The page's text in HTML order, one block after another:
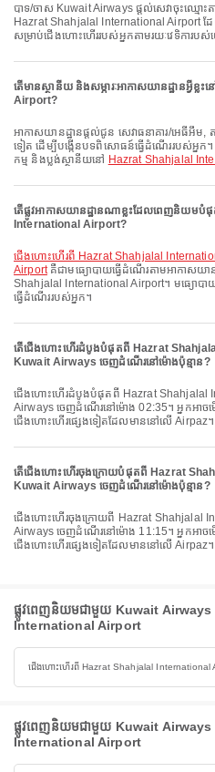
បាទ/ចាស Kuwait Airways ផ្តល់សេវាចុះឈ្មោះតាមអ៊ីនធឺណិតសម្រាប់ជើងហោះហើរពី
Hazrat Shahjalal International Airport
សម្រាប់ជើងហោះហើររបស់អ្នកតាមរយៈវេទិការបស់
តើមានស្ថានីយ និងសម្ភារៈអាកាសយានដ្ឋានអ្វី
Airport?
អាកាសយានដ្ឋានផ្តល់ជូន សេវាធនាគារ/អេធីអឹម, តាក់ស៊ី, បន្ទប់អធិស្ឋាន និងសេវាកម្មជាច្រើន
ទៀត ដើម្បីបង្កើនបទពិសោធន៍ធ្វើដំណើររបស់អ្នក
កម្ម និងប្លង់ស្ថានីយនៅ Hazrat Shahjalal
តើផ្លូវអាកាសយានដ្ឋានណាខ្លះដែលពេញនិយម
International Airport?
ជើងហោះហើរពី Hazrat Shahjalal International Airport ទៅ Kuwait International
Airportគឺជាមធ្យោបាយធ្វើដំណើរតាមអាកាស
Shahjalal International Airport។ មធ្យោបាយ
ធ្វើដំណើររបស់អ្នក។
តើជើងហោះហើរដំបូងបំផុតពី Hazrat
Kuwait Airways ចេញដំណើរនៅម៉ោងប៉ុន្មាន?
ជើងហោះហើរដំបូងបំផុតពី Hazrat Shahjalal International Airport ជាមួយ Kuwait
Airways ចេញដំណើរនៅម៉ោង 02:35។ អ្នកអាច
ជើងហោះហើរផ្សេងទៀតដែលមាននៅលើ Airpaz។
តើជើងហោះហើរចុងក្រោយបំផុតពី Hazrat
Kuwait Airways ចេញដំណើរនៅម៉ោងប៉ុន្មាន?
ជើងហោះហើរចុងក្រោយពី Hazrat Shahjalal International Airport ជាមួយ Kuwait
Airways ចេញដំណើរនៅម៉ោង 11:15។ អ្នកអាច
ជើងហោះហើរផ្សេងទៀតដែលមាននៅលើ Airpaz។
ផ្លូវពេញនិយមជាមួយ Kuwait
International Airport
ជើងហោះហើរពី Hazrat Shahjalal
ផ្លូវពេញនិយមជាមួយ Kuwait Airways
International Airport